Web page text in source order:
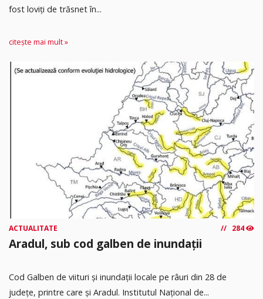
fost loviți de trăsnet în...
citește mai mult »
ACTUALITATE 284
Aradul, sub cod galben de inundații
Cod Galben de viituri și inundații locale pe râuri din 28 de
județe, printre care și Aradul. Institutul Național de...